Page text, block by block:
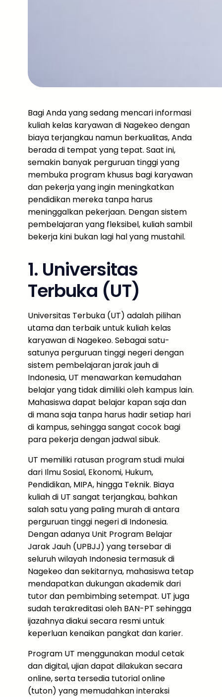
Bagi Anda yang sedang mencari informasi
kuliah kelas karyawan di Nagekeo dengan
biaya terjangkau namun berkualitas, Anda
berada di tempat yang tepat. Saat ini,
semakin banyak perguruan tinggi yang
membuka program khusus bagi karyawan
dan pekerja yang ingin meningkatkan
pendidikan mereka tanpa harus
meninggalkan pekerjaan. Dengan sistem
pembelajaran yang fleksibel, kuliah sambil
bekerja kini bukan lagi hal yang mustahil.
1. Universitas
Terbuka (UT)
Universitas Terbuka (UT) adalah pilihan
utama dan terbaik untuk kuliah kelas
karyawan di Nagekeo. Sebagai satu-
satunya perguruan tinggi negeri dengan
sistem pembelajaran jarak jauh di
Indonesia, UT menawarkan kemudahan
belajar yang tidak dimiliki oleh kampus lain.
Mahasiswa dapat belajar kapan saja dan
di mana saja tanpa harus hadir setiap hari
di kampus, sehingga sangat cocok bagi
para pekerja dengan jadwal sibuk.
UT memiliki ratusan program studi mulai
dari Ilmu Sosial, Ekonomi, Hukum,
Pendidikan, MIPA, hingga Teknik. Biaya
kuliah di UT sangat terjangkau, bahkan
salah satu yang paling murah di antara
perguruan tinggi negeri di Indonesia.
Dengan adanya Unit Program Belajar
Jarak Jauh (UPBJJ) yang tersebar di
seluruh wilayah Indonesia termasuk di
Nagekeo dan sekitarnya, mahasiswa tetap
mendapatkan dukungan akademik dari
tutor dan pembimbing setempat. UT juga
sudah terakreditasi oleh BAN-PT sehingga
ijazahnya diakui secara resmi untuk
keperluan kenaikan pangkat dan karier.
Program UT menggunakan modul cetak
dan digital, ujian dapat dilakukan secara
online, serta tersedia tutorial online
(tuton) yang memudahkan interaksi